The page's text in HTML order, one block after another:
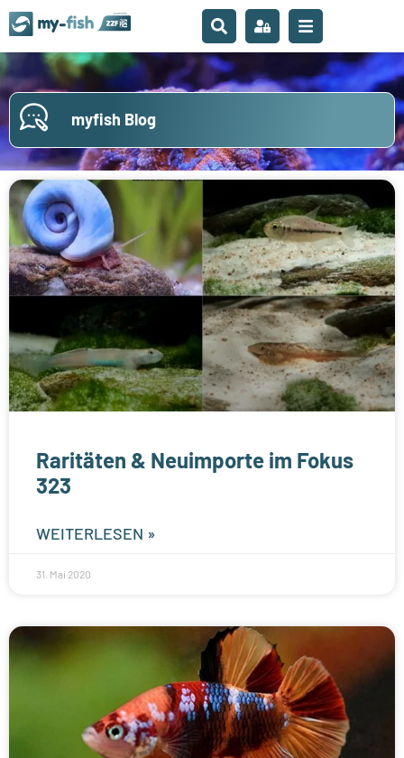
myfish Blog
Raritäten & Neuimporte im Fokus
323
WEITERLESEN »
31. Mai 2020